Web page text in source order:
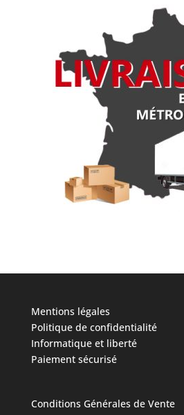
Mentions légales
Politique de confidentialité
Informatique et liberté
Paiement sécurisé
Conditions Générales de Vente